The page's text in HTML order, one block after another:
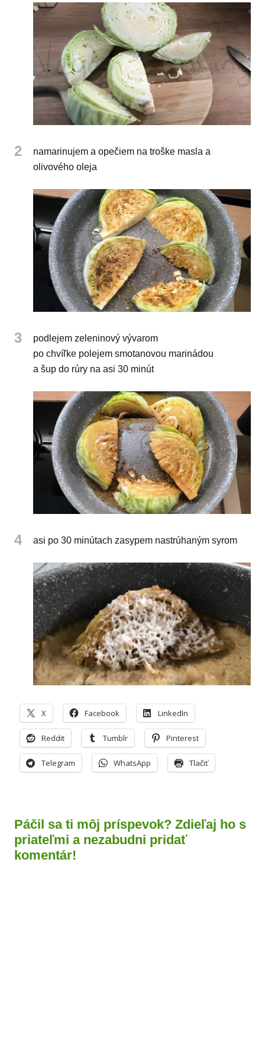
2
namarinujem a opečiem na troške masla a
olivového oleja
3
podlejem zeleninový vývarom
po chvíľke polejem smotanovou marinádou
a šup do rúry na asi 30 minút
4 asi po 30 minútach zasypem nastrúhaným syrom
X Facebook LinkedIn
Reddit Tumblr Pinterest
Telegram WhatsApp Tlačiť
Páčil sa ti môj príspevok? Zdieľaj ho s
priateľmi a nezabudni pridať
komentár!